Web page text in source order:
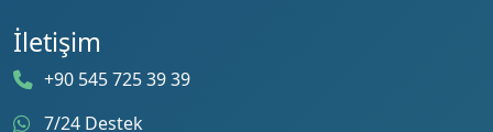
İletişim
+90 545 725 39 39
7/24 Destek